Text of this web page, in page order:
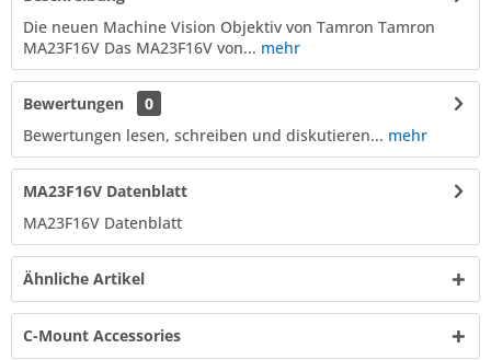
Die neuen Machine Vision Objektiv von Tamron Tamron
MA23F16V Das MA23F16V von... mehr
Bewertungen
0
Bewertungen lesen, schreiben und diskutieren... mehr
MA23F16V Datenblatt
MA23F16V Datenblatt​
Ähnliche Artikel
C-Mount Accessories